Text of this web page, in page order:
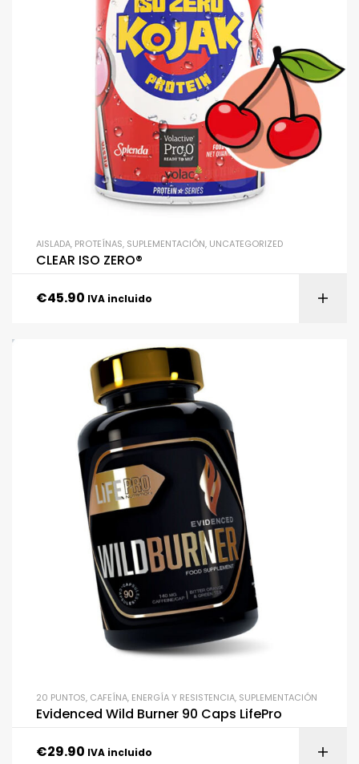
AISLADA, PROTEÍNAS, SUPLEMENTACIÓN, UNCATEGORIZED
CLEAR ISO ZERO®
€45.90 IVA incluido
20 PUNTOS, CAFEÍNA, ENERGÍA Y RESISTENCIA, SUPLEMENTACIÓN
Evidenced Wild Burner 90 Caps LifePro
€29.90 IVA incluido